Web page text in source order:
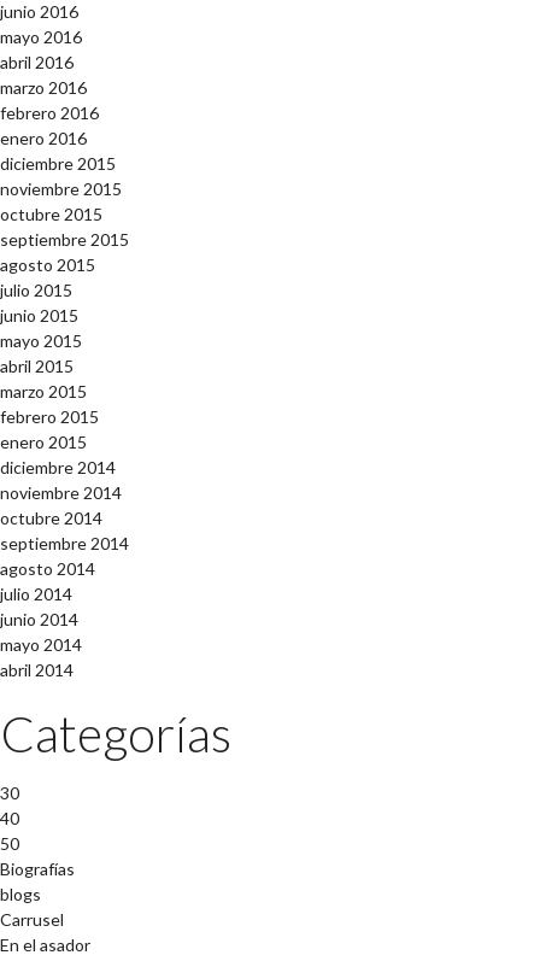
junio 2016
mayo 2016
abril 2016
marzo 2016
febrero 2016
enero 2016
diciembre 2015
noviembre 2015
octubre 2015
septiembre 2015
agosto 2015
julio 2015
junio 2015
mayo 2015
abril 2015
marzo 2015
febrero 2015
enero 2015
diciembre 2014
noviembre 2014
octubre 2014
septiembre 2014
agosto 2014
julio 2014
junio 2014
mayo 2014
abril 2014
Categorías
30
40
50
Biografías
blogs
Carrusel
En el asador